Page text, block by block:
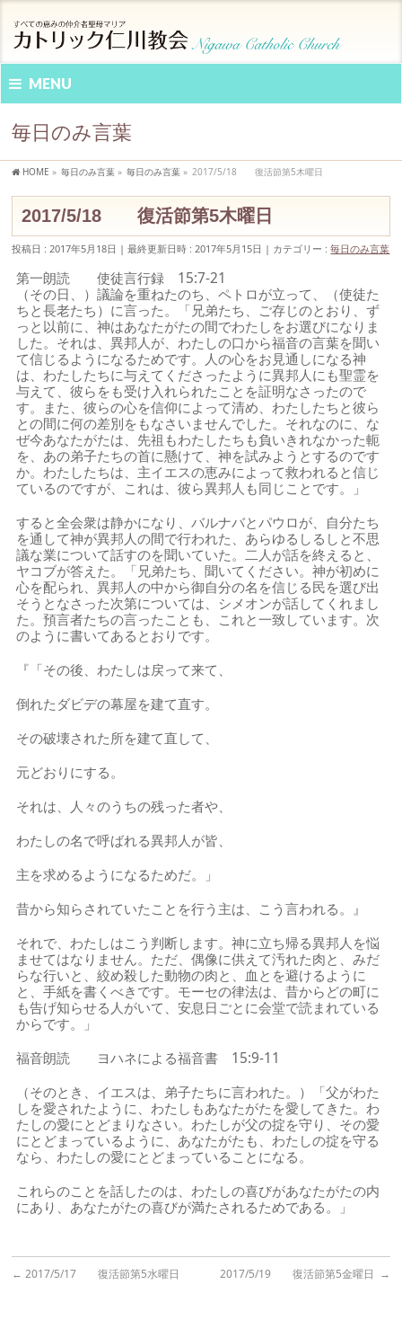
MENU
毎日のみ言葉
HOME » 毎日のみ言葉 » 毎日のみ言葉 » 2017/5/18 復活節第5木曜日
2017/5/18 復活節第5木曜日
投稿日 : 2017年5月18日 最終更新日時 : 2017年5月15日 カテゴリー :毎日のみ言葉
第一朗読 使徒言行録 15:7-21
（その日、）議論を重ねたのち、ペトロが立って、（使徒た
ちと長老たち）に言った。「兄弟たち、ご存じのとおり、ず
っと以前に、神はあなたがたの間でわたしをお選びになりま
した。それは、異邦人が、わたしの口から福音の言葉を聞い
て信じるようになるためです。人の心をお見通しになる神
は、わたしたちに与えてくださったように異邦人にも聖霊を
与えて、彼らをも受け入れられたことを証明なさったので
す。また、彼らの心を信仰によって清め、わたしたちと彼ら
との間に何の差別をもなさいませんでした。それなのに、な
ぜ今あなたがたは、先祖もわたしたちも負いきれなかった軛
を、あの弟子たちの首に懸けて、神を試みようとするのです
か。わたしたちは、主イエスの恵みによって救われると信じ
ているのですが、これは、彼ら異邦人も同じことです。」
すると全会衆は静かになり、バルナバとパウロが、自分たち
を通して神が異邦人の間で行われた、あらゆるしるしと不思
議な業について話すのを聞いていた。二人が話を終えると、
ヤコブが答えた。「兄弟たち、聞いてください。神が初めに
心を配られ、異邦人の中から御自分の名を信じる民を選び出
そうとなさった次第については、シメオンが話してくれまし
た。預言者たちの言ったことも、これと一致しています。次
のように書いてあるとおりです。
『「その後、わたしは戻って来て、
倒れたダビデの幕屋を建て直す。
その破壊された所を建て直して、
元どおりにする。
それは、人々のうちの残った者や、
わたしの名で呼ばれる異邦人が皆、
主を求めるようになるためだ。」
昔から知らされていたことを行う主は、こう言われる。』
それで、わたしはこう判断します。神に立ち帰る異邦人を悩
ませてはなりません。ただ、偶像に供えて汚れた肉と、みだ
らな行いと、絞め殺した動物の肉と、血とを避けるように
と、手紙を書くべきです。モーセの律法は、昔からどの町に
も告げ知らせる人がいて、安息日ごとに会堂で読まれている
からです。」
福音朗読 ヨハネによる福音書 15:9-11
（そのとき、イエスは、弟子たちに言われた。）「父がわた
しを愛されたように、わたしもあなたがたを愛してきた。わ
たしの愛にとどまりなさい。わたしが父の掟を守り、その愛
にとどまっているように、あなたがたも、わたしの掟を守る
なら、わたしの愛にとどまっていることになる。
これらのことを話したのは、わたしの喜びがあなたがたの内
にあり、あなたがたの喜びが満たされるためである。」
← 2017/5/17 復活節第5水曜日 2017/5/19 復活節第5金曜日 →